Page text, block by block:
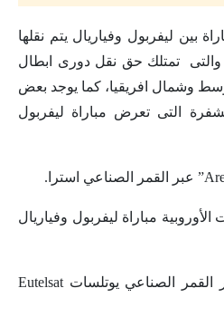
بين ليفربول وفياريال يتم نقلها
تمتلك حق نقل دورى ابطال
وشمال افريقيا، كما يوجد بعض
التى تعرض مباراة ليفربول
مباراة ليفربول وفياريال
قناة: Match Football 1، عبر القمر الصناعي يوتلسات Eutelsat